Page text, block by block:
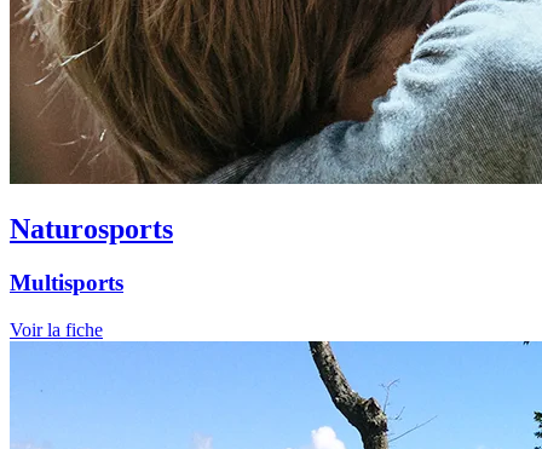
Naturosports
Multisports
Voir la fiche